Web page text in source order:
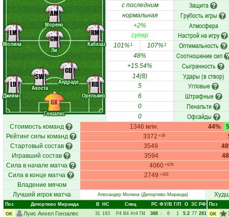
Гонзалес
Джеймс
Акоста
Андраде
Орельяно
Молина
Ли
Морено
Кабезаз
GK
LD
SW
CD
RD
LM
CM
AM
RM
с последним Защита
нормальная Грубость игры
+2% Атмосфера
супер Настрой на игру
101%1 107%2 Оптимальность
48% Соотношение сил
+15.54% Сыгранность
14(8) Удары (в створ)
5 Угловые
6 Штрафные
0 Пенальти
0 Офсайды
Стоимость команд 1346 млн. 44%
Рейтинг силы команд
3372 +26
Стартовый состав
3549
Игравший состав
3594
Сила в начале матча
4060 +678
Сила в конце матча 2749 +163
Владение мячом
Лучший игрок матча
Алехандер Молина(Депортиво Миранда)
Поз Депортиво Миранда В НC Спец РC ФУ/В Г/П О ЗС РФ
GK
Луис Анхел Гонзалес 31 193 Р4 В4 Ат4 П4 388 - 6 1 5.2 77 281
Поз
GK